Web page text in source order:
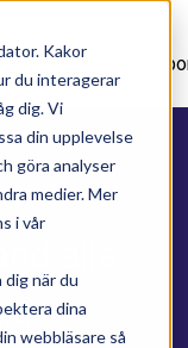
Kakor
du interagerar
dig. Vi
din upplevelse
göra analyser
medier. Mer
i vår
när du
dina
webbläsare så
alla